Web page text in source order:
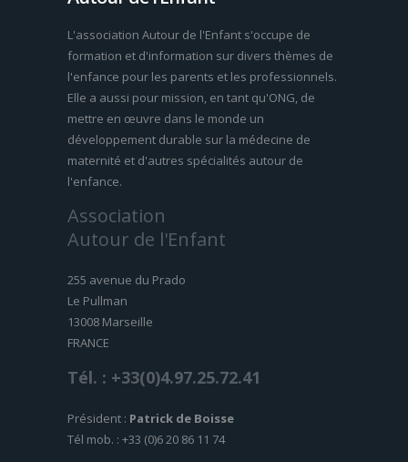
L'association Autour de l'Enfant s'occupe de
formation et d'information sur divers thèmes de
l'enfance pour les parents et les professionnels.
Elle a aussi pour mission, en tant qu'ONG, de
mettre en œuvre dans le monde un
développement durable sur la médecine de
maternité et d'autres spécialités autour de
l'enfance.
Association
Autour de l'Enfant
255 avenue du Prado
Le Pullman
13008 Marseille
FRANCE
Tél. : +33(0)4.97.25.72.41
Président : Patrick de Boisse
Tél mob. : +33 (0)6 20 86 11 74